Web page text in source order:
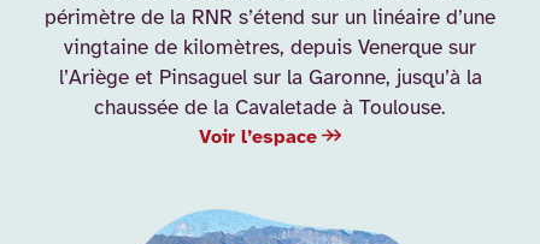
périmètre de la RNR s’étend sur un linéaire d’une
vingtaine de kilomètres, depuis Venerque sur
l’Ariège et Pinsaguel sur la Garonne, jusqu’à la
chaussée de la Cavaletade à Toulouse.
Voir l’espace